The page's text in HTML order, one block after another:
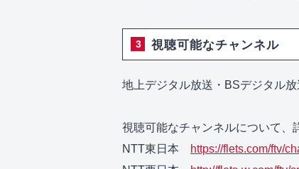
視聴可能なチャンネル
地上デジタル放送・BSデジタル
視聴可能なチャンネルについて、
NTT東日本
https://flets.com/ftv/